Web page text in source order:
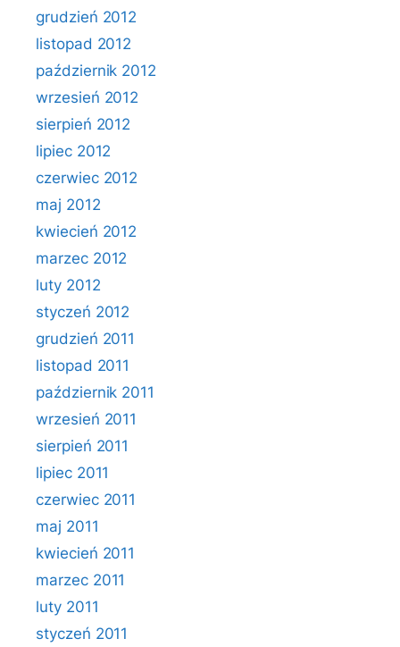
grudzień 2012
listopad 2012
październik 2012
wrzesień 2012
sierpień 2012
lipiec 2012
czerwiec 2012
maj 2012
kwiecień 2012
marzec 2012
luty 2012
styczeń 2012
grudzień 2011
listopad 2011
październik 2011
wrzesień 2011
sierpień 2011
lipiec 2011
czerwiec 2011
maj 2011
kwiecień 2011
marzec 2011
luty 2011
styczeń 2011